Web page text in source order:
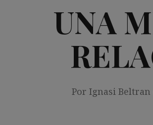
UNA
Por Ignasi Beltran